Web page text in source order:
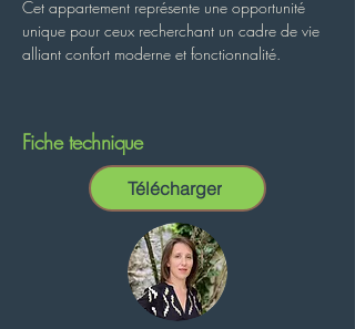
Cet appartement représente une opportunité
unique pour ceux recherchant un cadre de vie
alliant confort moderne et fonctionnalité.
Fiche technique
Télécharger